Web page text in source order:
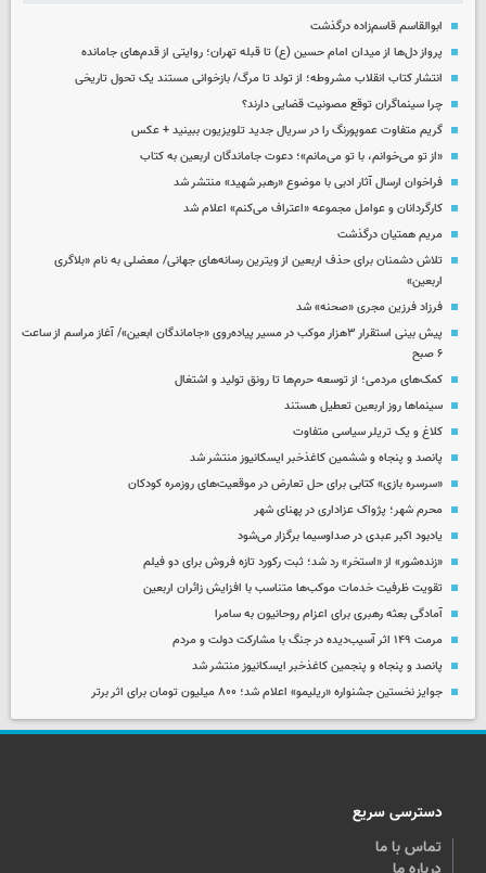
ابوالقاسم قاسم‌زاده درگذشت
پرواز دل‌ها از میدان امام حسین (ع) تا قبله تهران؛ روایتی از قدم‌های جامانده
انتشار کتاب انقلاب مشروطه؛ از تولد تا مرگ/ بازخوانی مستند یک تحول تاریخی
چرا سینماگران توقع مصونیت قضایی دارند؟
گریم متفاوت عموپورنگ را در سریال جدید تلویزیون ببینید + عکس
«از تو می‌خوانم، با تو می‌مانم»؛ دعوت جاماندگان اربعین به کتاب
فراخوان ارسال آثار ادبی با موضوع «رهبر شهید» منتشر شد
کارگردانان و عوامل مجموعه «اعتراف می‌کنم» اعلام شد
مریم همتیان درگذشت
تلاش دشمنان برای حذف اربعین از ویترین رسانه‌های جهانی/ معضلی به نام «بلاگری
اربعین»
فرزاد فرزین مجری «صحنه» شد
پیش بینی استقرار ۳هزار موکب در مسیر پیاده‌روی «جاماندگان ابعین»/ آغاز مراسم از ساعت
۶ صبح
کمک‌های مردمی؛ از توسعه حرم‌ها تا رونق تولید و اشتغال
سینماها روز اربعین تعطیل هستند
کلاغ و یک تریلر سیاسی متفاوت
پانصد و پنجاه و ششمین کاغذخبر ایسکانیوز منتشر شد
«سرسره بازی» کتابی برای حل تعارض در موقعیت‌های روزمره کودکان
محرم شهر؛ پژواک عزاداری در پهنای شهر
یادبود اکبر عبدی در صداوسیما برگزار می‌شود
«زنده‌شور» از «استخر» رد شد؛ ثبت رکورد تازه فروش برای دو فیلم
تقویت ظرفیت خدمات موکب‌ها متناسب با افزایش زائران اربعین
آمادگی بعثه رهبری برای اعزام روحانیون به سامرا
مرمت ۱۴۹ اثر آسیب‌دیده در جنگ با مشارکت دولت و مردم
پانصد و پنجاه و پنجمین کاغذخبر ایسکانیوز منتشر شد
جوایز نخستین جشنواره «ریلیمو» اعلام شد؛ ۸۰۰ میلیون تومان برای اثر برتر
دسترسی سریع
تماس با ما